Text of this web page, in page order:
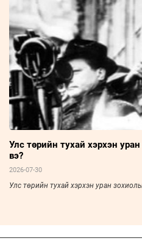
Улс төрийн тухай хэрхэн
вэ?
2026-07-30
Улс төрийн тухай хэрхэн уран